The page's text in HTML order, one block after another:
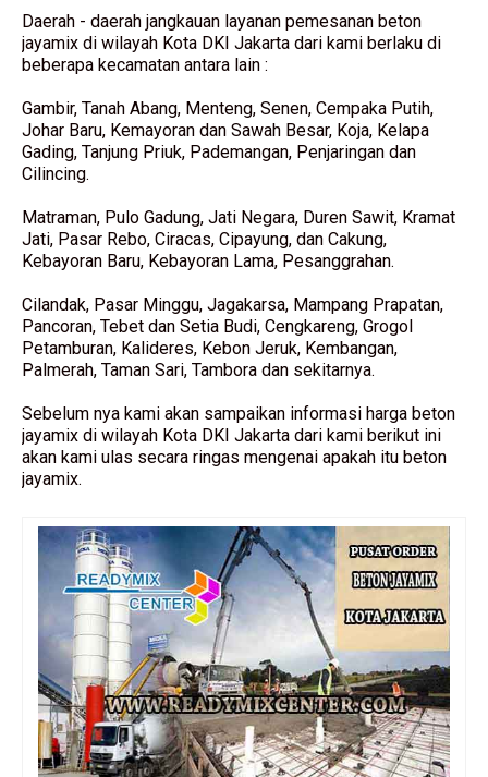
Daerah - daerah jangkauan layanan pemesanan beton
jayamix di wilayah Kota DKI Jakarta dari kami berlaku di
beberapa kecamatan antara lain :
Gambir, Tanah Abang, Menteng, Senen, Cempaka Putih,
Johar Baru, Kemayoran dan Sawah Besar, Koja, Kelapa
Gading, Tanjung Priuk, Pademangan, Penjaringan dan
Cilincing.
Matraman, Pulo Gadung, Jati Negara, Duren Sawit, Kramat
Jati, Pasar Rebo, Ciracas, Cipayung, dan Cakung,
Kebayoran Baru, Kebayoran Lama, Pesanggrahan.
Cilandak, Pasar Minggu, Jagakarsa, Mampang Prapatan,
Pancoran, Tebet dan Setia Budi, Cengkareng, Grogol
Petamburan, Kalideres, Kebon Jeruk, Kembangan,
Palmerah, Taman Sari, Tambora dan sekitarnya.
Sebelum nya kami akan sampaikan informasi harga beton
jayamix di wilayah Kota DKI Jakarta dari kami berikut ini
akan kami ulas secara ringas mengenai apakah itu beton
jayamix.